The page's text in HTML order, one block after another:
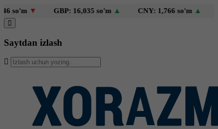
▼ GBP: 16,035 so'm▲ CNY: 1,766 so'm▲
Saytdan izlash